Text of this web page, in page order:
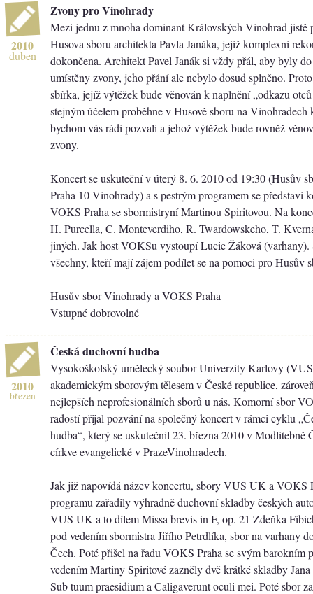
2010
duben
Zvony pro Vinohrady
Mezi jednu z mnoha dominant Královských Vinohrad jistě
Husova sboru architekta Pavla Janáka, jejíž komplexní
dokončena. Architekt Pavel Janák si vždy přál, aby byly
umístěny zvony, jeho přání ale nebylo dosud splněno.
sbírka, jejíž výtěžek bude věnován k naplnění „odkazu
stejným účelem proběhne v Husově sboru na Vinohradech
bychom vás rádi pozvali a jehož výtěžek bude rovněž
zvony.
Koncert se uskuteční v úterý 8. 6. 2010 od 19:30 (Husův
Praha 10 Vinohrady) a s pestrým programem se představí
VOKS Praha se sbormistryní Martinou Spiritovou. Na
H. Purcella, C. Monteverdiho, R. Twardowskeho, T.
jiných. Jak host VOKSu vystoupí Lucie Žáková (varhany).
všechny, kteří mají zájem podílet se na pomoci pro Husův
Husův sbor Vinohrady a VOKS Praha
Vstupné dobrovolné
2010
březen
Česká duchovní hudba
Vysokoškolský umělecký soubor Univerzity Karlovy
akademickým sborovým tělesem v České republice,
nejlepších neprofesionálních sborů u nás. Komorní sbor
radostí přijal pozvání na společný koncert v rámci cyklu
hudba“, který se uskutečnil 23. března 2010 v Modlitebně
církve evangelické v PrazeVinohradech.
Jak již napovídá název koncertu, sbory VUS UK a VOKS
programu zařadily výhradně duchovní skladby českých
VUS UK a to dílem Missa brevis in F, op. 21 Zdeňka
pod vedením sbormistra Jiřího Petrdlíka, sbor na varhany
Čech. Poté přišel na řadu VOKS Praha se svým barokním
vedením Martiny Spiritové zazněly dvě krátké skladby
Sub tuum praesidium a Caligaverunt oculi mei. Poté sbor